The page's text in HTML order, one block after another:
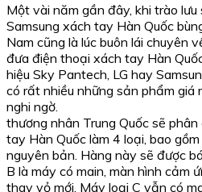
Một vài năm gần đây, khi trào
Samsung xách tay Hàn Quốc
Nam cũng là lúc buôn lái chuyên
đưa điện thoại xách tay Hàn
hiệu Sky Pantech, LG hay
có rất nhiều những sản phẩm giá
nghi ngờ.
thương nhân Trung Quốc sẽ
tay Hàn Quốc làm 4 loại, bao
nguyên bản. Hàng này sẽ được
B là máy có main, màn hình cảm
thay vỏ mới. Máy loại C vẫn có